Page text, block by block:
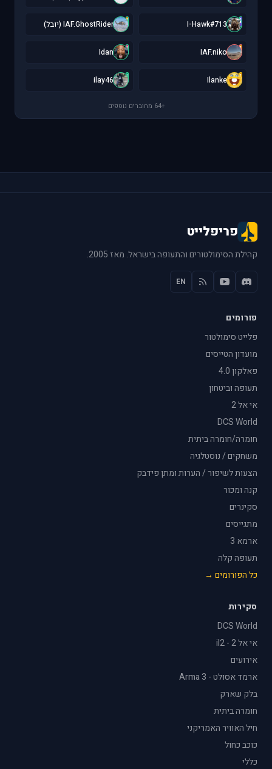
I
I-Hawk#713
I IAF.GhostRider (יובל)
I
IAF.niko
I
Idan
I
Ilanke
i
ilay46
+64 מחוברים נוספים
פריפלייט
קהילת הסימולטורים והתעופה בישראל. מאז 2005.
EN
פורומים
פלייט סימולטור
מועדון הטייסים
פאלקון 4.0
תעופה וביטחון
אי אל 2
DCS World
חומרה/חומרה ביתית
משחקים / נוסטלגיה
הצעות לשיפור / הערות ומתן פידבק
קנה ומכור
סקינרים
מתגייסים
ארמא 3
תעופה קלה
כל הפורומים →
סקירות
DCS World
אי אל 2 - il2
אירועים
ארמד אסולט - Arma 3
בלק שארק
חומרה ביתית
חיל האוויר האמריקני
כוכב כחול
כללי